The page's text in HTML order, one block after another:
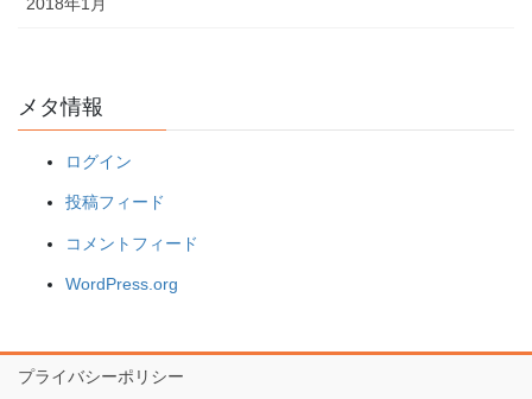
メタ情報
ログイン
投稿フィード
コメントフィード
WordPress.org
プライバシーポリシー